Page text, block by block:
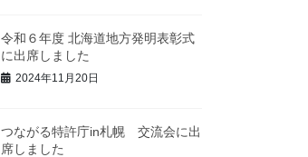
令和６年度 北海道地方発明表彰式
に出席しました
2024年11月20日
つながる特許庁in札幌 交流会に出
席しました